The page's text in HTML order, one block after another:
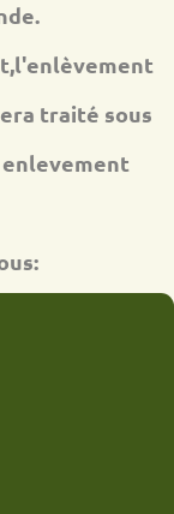
traité sous
enlevement